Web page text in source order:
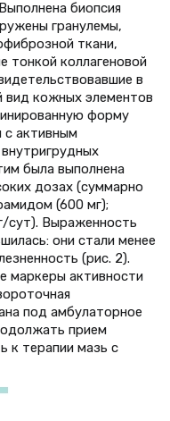
биопсия
гранулемы,
ткани,
тонкой коллагеновой
в
вид кожных элементов
форму
активным
была выполнена
дозах (суммарно
(600 мг);
сут). Выраженность
они стали менее
(рис. 2).
маркеры активности
под амбулаторное
прием
к терапии мазь с